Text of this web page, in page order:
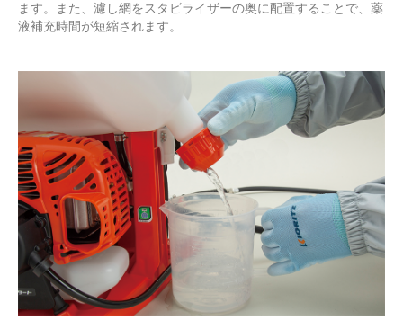
ます。また、濾し網をスタビライザーの奥に配置することで、薬
液補充時間が短縮されます。